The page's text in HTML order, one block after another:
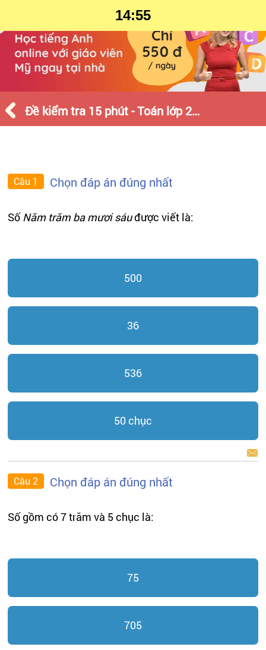
Đề kiểm tra 15 phút - Toán lớp 2 - Tháng 3 - Số 1
14:55
Câu 1 Chọn đáp án đúng nhất
SốNăm trăm ba mươi sáuđược viết là:
500
36
536
50 chục
Câu 2 Chọn đáp án đúng nhất
Số gồm có 7 trăm và 5 chục là:
75
705